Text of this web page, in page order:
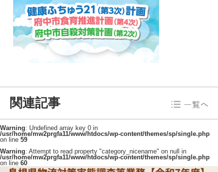
Attempt
to read
property
"cat_name"
on null
/usr/home/mw2prgfa11/www/htdocs/wp-
関連記事
Warning: Undefined array key 0 in
/usr/home/mw2prgfa11/www/htdocs/wp-content/themes/sp/single.php
on line 59
Warning: Attempt to read property "category_nicename" on null in
/usr/home/mw2prgfa11/www/htdocs/wp-content/themes/sp/single.php
on line 60